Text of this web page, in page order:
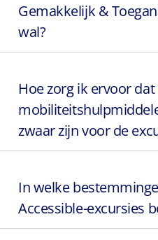
Gemakkelijk &
wal?
Hoe zorg ik ervoor
zwaar zijn voor de
In welke
Accessible-excursies